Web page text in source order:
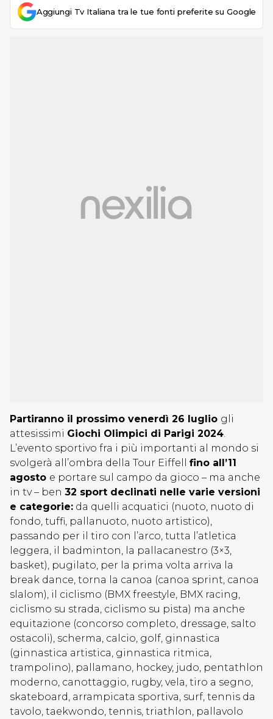
Aggiungi Tv Italiana tra le tue fonti preferite su Google
Partiranno il prossimo venerdì 26 luglio gli
attesissimi Giochi Olimpici di Parigi 2024.
L’evento sportivo fra i più importanti al mondo si
svolgerà all’ombra della Tour Eiffell fino all’11
agosto e portare sul campo da gioco – ma anche
in tv – ben 32 sport declinati nelle varie versioni
e categorie: da quelli acquatici (nuoto, nuoto di
fondo, tuffi, pallanuoto, nuoto artistico),
passando per il tiro con l’arco, tutta l’atletica
leggera, il badminton, la pallacanestro (3×3,
basket), pugilato, per la prima volta arriva la
break dance, torna la canoa (canoa sprint, canoa
slalom), il ciclismo (BMX freestyle, BMX racing,
ciclismo su strada, ciclismo su pista) ma anche
equitazione (concorso completo, dressage, salto
ostacoli), scherma, calcio, golf, ginnastica
(ginnastica artistica, ginnastica ritmica,
trampolino), pallamano, hockey, judo, pentathlon
moderno, canottaggio, rugby, vela, tiro a segno,
skateboard, arrampicata sportiva, surf, tennis da
tavolo, taekwondo, tennis, triathlon, pallavolo